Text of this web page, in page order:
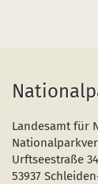
Landesamt für
Urftseestraße 34
53937